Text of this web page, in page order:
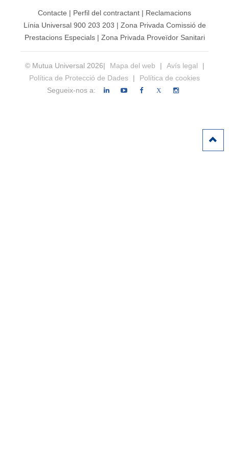
Contacte | Perfil del contractant | Reclamacions
Línia Universal 900 203 203 | Zona Privada Comissió de
Prestacions Especials| Zona Privada Proveïdor Sanitari
© Mutua Universal 2026| Mapa del web | Avís legal
|
Política de Protecció de Dades
|
Política de cookies
Segueix-nos a:
X